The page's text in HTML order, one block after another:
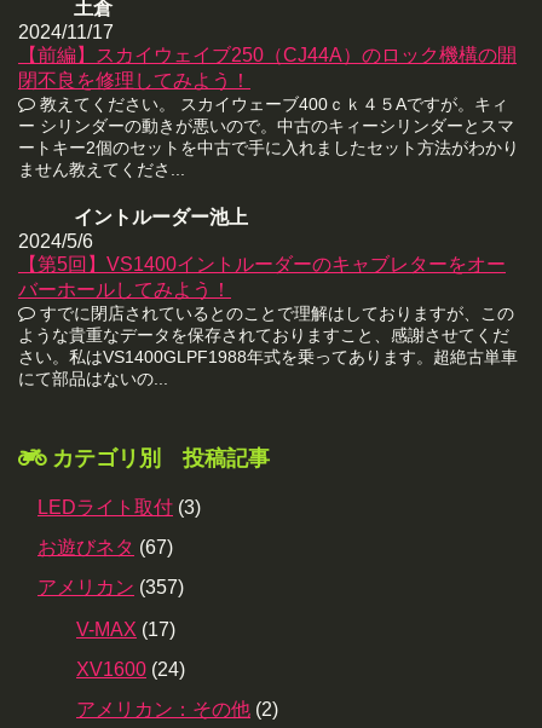
土倉
2024/11/17
【前編】スカイウェイブ250（CJ44A）のロック機構の開
閉不良を修理してみよう！
教えてください。 スカイウェーブ400ｃｋ４５Aですが。キィ
ー シリンダーの動きが悪いので。中古のキィーシリンダーとスマ
ートキー2個のセットを中古で手に入れましたセット方法がわかり
ません教えてくださ...
イントルーダー池上
2024/5/6
【第5回】VS1400イントルーダーのキャブレターをオー
バーホールしてみよう！
すでに閉店されているとのことで理解はしておりますが、この
ような貴重なデータを保存されておりますこと、感謝させてくだ
さい。私はVS1400GLPF1988年式を乗ってあります。超絶古単車
にて部品はないの...
カテゴリ別 投稿記事
LEDライト取付 (3)
お遊びネタ (67)
アメリカン (357)
V-MAX (17)
XV1600 (24)
アメリカン：その他 (2)